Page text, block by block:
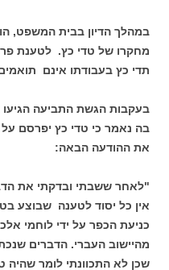
במהלך הדיון בבית המשפט,
מחקרו של טדי כץ. לטענת
תדי כץ בעבודתו אינם
בעקבות הגשת התביעה
בה נאמר כי טדי כץ יפרסם על
את ההודעה הבאה:
"לאחר ששבתי ובדקתי את
אין כל יסוד לטענה שבוצע
כניעת הכפר על ידי לוחמי
מהיישוב העברי. הדברים
שכן לא התכוונתי לומר שהיה